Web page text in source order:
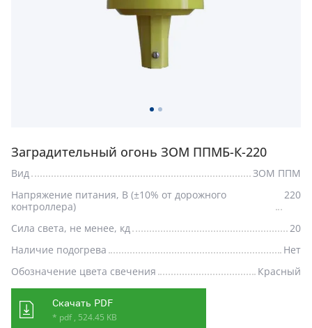
Заградительный огонь ЗОМ ППМБ-К-220
Вид
ЗОМ ППМ
Напряжение питания, В (±10% от дорожного
контроллера)
220
Сила света, не менее, кд
20
Наличие подогрева
Нет
Обозначение цвета свечения
Красный
Скачать PDF
* pdf , 524.45 KB